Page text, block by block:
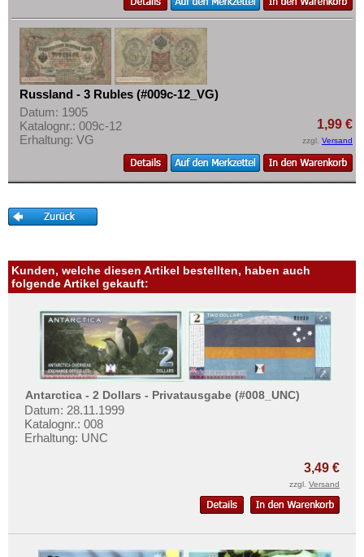
Russland - 3 Rubles (#009c-12_VG)
Datum: 1905
Katalognr.: 009c-12
Erhaltung: VG
1,99 €
zzgl. Versand
Kunden, welche diesen Artikel bestellten, haben auch
folgende Artikel gekauft:
Antarctica - 2 Dollars - Privatausgabe (#008_UNC)
Datum: 28.11.1999
Katalognr.: 008
Erhaltung: UNC
3,49 €
zzgl. Versand